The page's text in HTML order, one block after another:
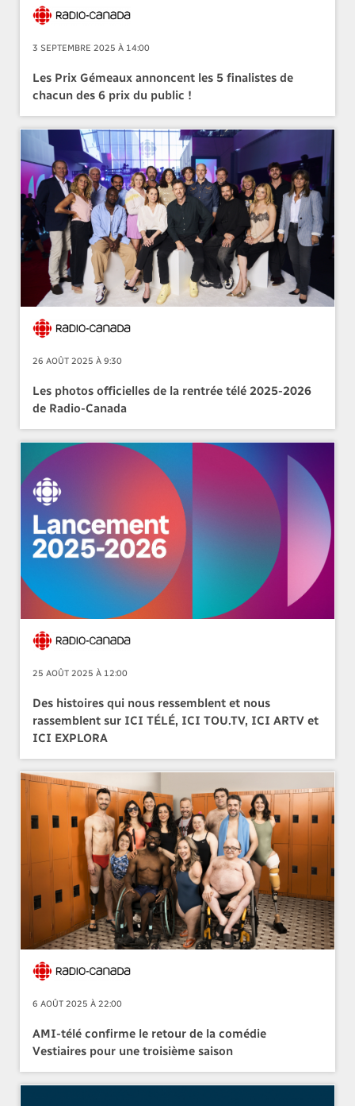
3 SEPTEMBRE 2025 À 14:00
Les Prix Gémeaux annoncent les 5 finalistes de
chacun des 6 prix du public !
26 AOÛT 2025 À 9:30
Les photos officielles de la rentrée télé 2025-2026
de Radio-Canada
25 AOÛT 2025 À 12:00
Des histoires qui nous ressemblent et nous
rassemblent sur ICI TÉLÉ, ICI TOU.TV, ICI ARTV et
ICI EXPLORA
6 AOÛT 2025 À 22:00
AMI-télé confirme le retour de la comédie
Vestiaires pour une troisième saison